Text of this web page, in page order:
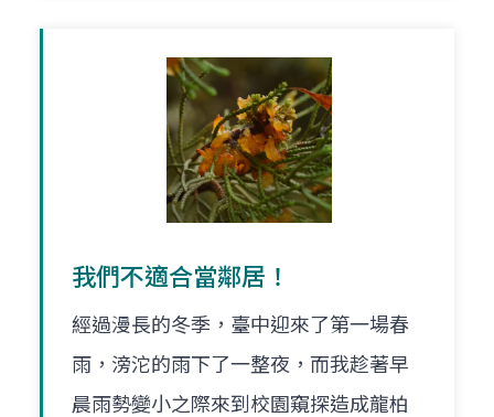
我們不適合當鄰居！
經過漫長的冬季，臺中迎來了第一場春
雨，滂沱的雨下了一整夜，而我趁著早
晨雨勢變小之際來到校園窺探造成龍柏